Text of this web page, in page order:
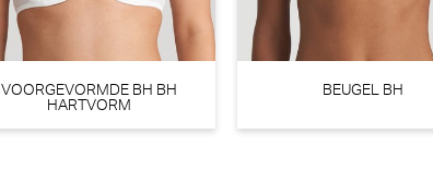
VOORGEVORMDE BH BH
HARTVORM
BEUGEL BH